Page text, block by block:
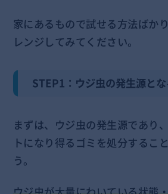
家にあるもので試せる方法ばか
レンジしてみてください。
STEP1：ウジ虫の発生源と
まずは、ウジ虫の発生源であり
トになり得るゴミを処分するこ
う。